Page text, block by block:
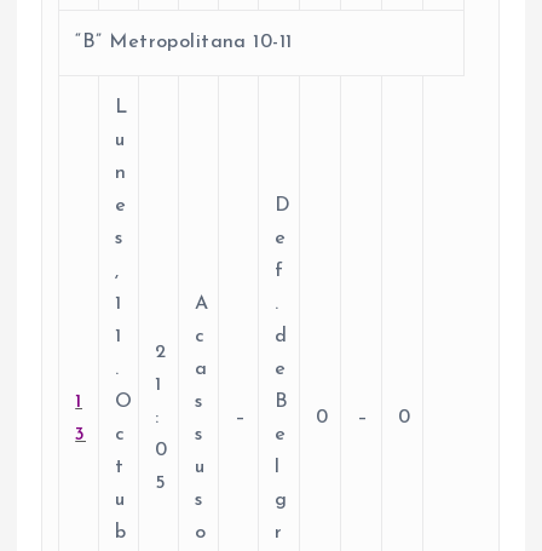
“B” Metropolitana 10-11
1
3
L
u
n
e
s
,
1
1
.
O
c
t
u
b
2
1
:
0
5
A
c
a
s
s
u
s
o
–
D
e
f
.
d
e
B
e
l
g
r
0 – 0